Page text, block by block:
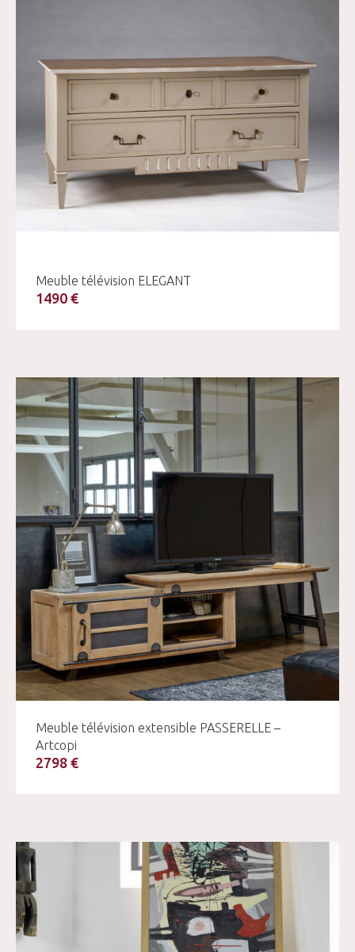
Meuble télévision ELEGANT
1490 €
Meuble télévision extensible PASSERELLE –
Artcopi
2798 €